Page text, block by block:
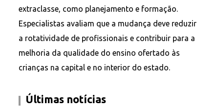
extraclasse, como planejamento e formação.
Especialistas avaliam que a mudança deve reduzir
a rotatividade de profissionais e contribuir para a
melhoria da qualidade do ensino ofertado às
crianças na capital e no interior do estado.
Últimas notícias